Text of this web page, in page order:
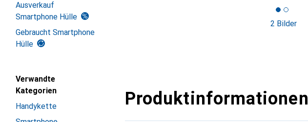
Ausverkauf
Smartphone Hülle
Gebraucht Smartphone
Hülle
Verwandte
Kategorien
Handykette
2 Bilder
Produktinformationen